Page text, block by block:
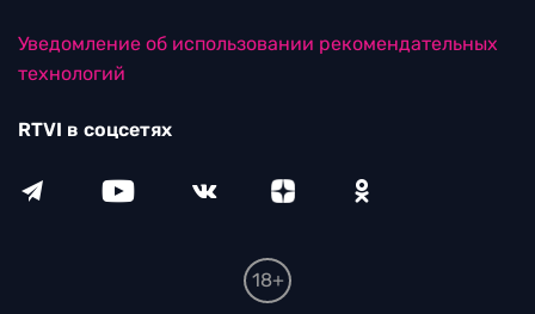
Уведомление об использовании рекомендательных
технологий
RTVI в соцсетях
18+